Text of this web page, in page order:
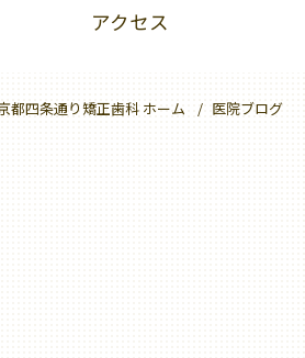
アクセス
都四条通り矯正歯科 ホーム 医院ブログ